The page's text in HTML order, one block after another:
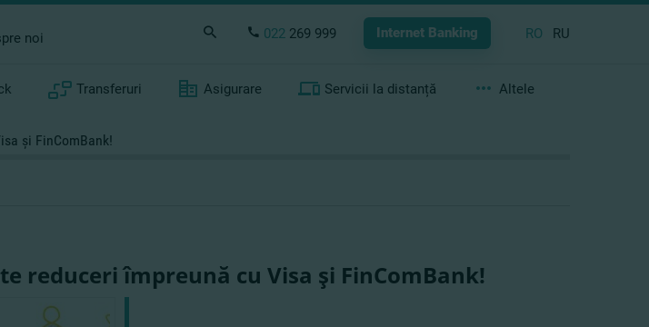
noi 022 269 999 Internet Banking RO RU
Transferuri Asigurare Servicii la distanță Altele
şi FinComBank!
reduceri împreună cu Visa şi FinComBank!